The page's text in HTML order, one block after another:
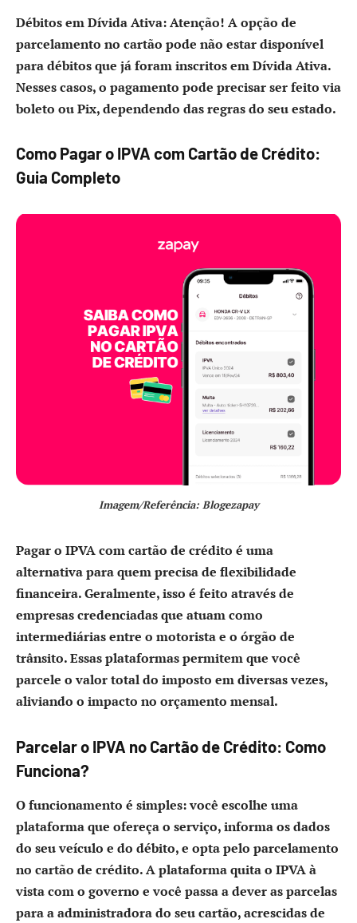
Débitos em Dívida Ativa:Atenção! A opção de
parcelamento no cartão pode não estar disponível
para débitos que já foram inscritos em Dívida Ativa.
Nesses casos, o pagamento pode precisar ser feito via
boleto ou Pix, dependendo das regras do seu estado.
Como Pagar o IPVA com Cartão de Crédito:
Guia Completo
Imagem/Referência: Blogezapay
Pagar o IPVA com cartão de crédito é uma
alternativa para quem precisa de flexibilidade
financeira. Geralmente, isso é feito através de
empresas credenciadas que atuam como
intermediárias entre o motorista e o órgão de
trânsito. Essas plataformas permitem que você
parcele o valor total do imposto em diversas vezes,
aliviando o impacto no orçamento mensal.
Parcelar o IPVA no Cartão de Crédito: Como
Funciona?
O funcionamento é simples: você escolhe uma
plataforma que ofereça o serviço, informa os dados
do seu veículo e do débito, e opta pelo parcelamento
no cartão de crédito. A plataforma quita o IPVA à
vista com o governo e você passa a dever as parcelas
para a administradora do seu cartão, acrescidas de